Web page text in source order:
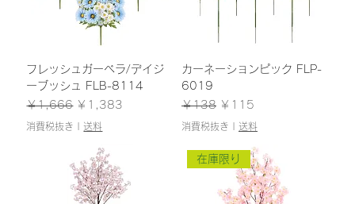
フレッシュガーベラ/デイジ
ーブッシュ FLB-8114
通常価格
￥1,666 セール価格
￥1,383
消費税抜き 送料
カーネーションピック FLP-
6019
通常価格
￥138 セール価格
￥115
消費税抜き 送料
在庫限り